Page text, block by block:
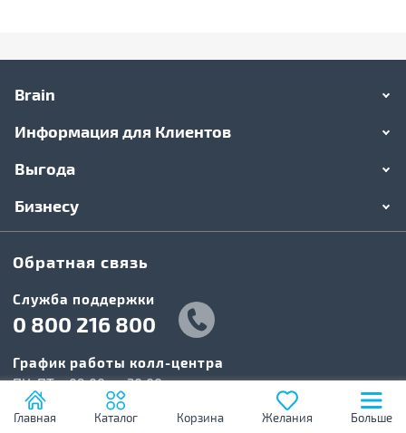
Brain
Информация для Клиентов
Выгода
Бизнесу
Обратная связь
Служба поддержки
0 800 216 800
График работы колл-центра
ПН-ПТ: c 09:00 до 20:00
СБ-ВС: c 10:00 до 19:00
Главная Каталог Корзина Желания Больше